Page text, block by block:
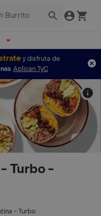
y disfruta de
Aplican TyC
Turbo -
- Turbo